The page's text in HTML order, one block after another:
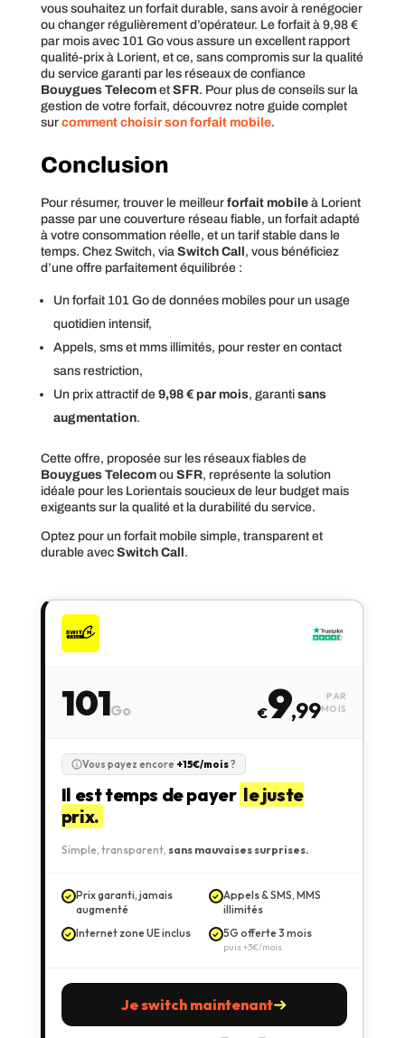
vous souhaitez un forfait durable, sans avoir à renégocier
ou changer régulièrement d’opérateur. Le forfait à 9,98 €
par mois avec 101 Go vous assure un excellent rapport
qualité-prix à Lorient, et ce, sans compromis sur la qualité
du service garanti par les réseaux de confiance
Bouygues Telecomet SFR. Pour plus de conseils sur la
gestion de votre forfait, découvrez notre guide complet
sur comment choisir son forfait mobile.
Conclusion
Pour résumer, trouver le meilleur forfait mobileà Lorient
passe par une couverture réseau fiable, un forfait adapté
à votre consommation réelle, et un tarif stable dans le
temps. Chez Switch, via Switch Call, vous bénéficiez
d’une offre parfaitement équilibrée :
Un forfait 101 Go de données mobiles pour un usage
quotidien intensif,
Appels, sms et mms illimités, pour rester en contact
sans restriction,
Un prix attractif de 9,98 € par mois, garanti sans
augmentation.
Cette offre, proposée sur les réseaux fiables de
Bouygues Telecomou SFR, représente la solution
idéale pour les Lorientais soucieux de leur budget mais
exigeants sur la qualité et la durabilité du service.
Optez pour un forfait mobile simple, transparent et
durable avec Switch Call.
101Go €9,99
PAR
MOIS
Vous payez encore +15€/mois?
Il est temps de payer le juste
prix.
Simple, transparent, sans mauvaises surprises.
Prix garanti, jamais
augmenté
Appels & SMS, MMS
illimités
Internet zone UE inclus
5G offerte 3 mois
puis +3€/mois
Je switch maintenant